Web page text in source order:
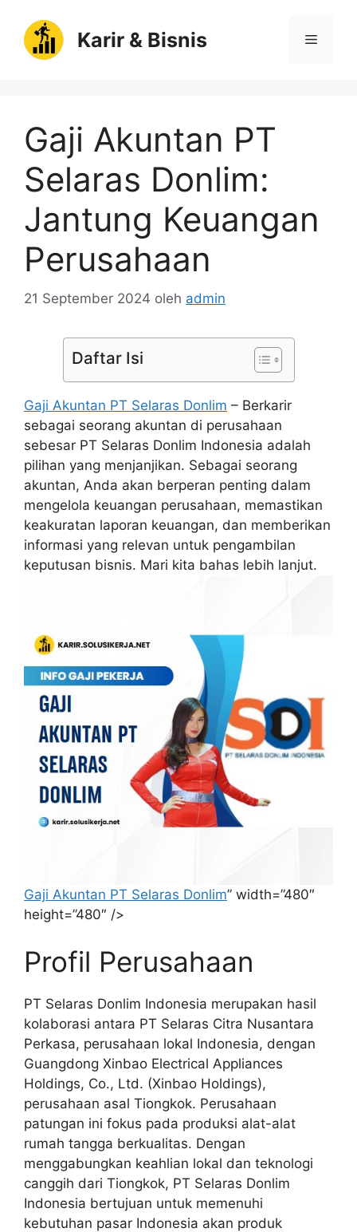
Karir & Bisnis Menu
Gaji Akuntan PT
Selaras Donlim:
Jantung Keuangan
Perusahaan
21 September 2024 oleh admin
Daftar Isi
Gaji Akuntan PT Selaras Donlim – Berkarir
sebagai seorang akuntan di perusahaan
sebesar PT Selaras Donlim Indonesia adalah
pilihan yang menjanjikan. Sebagai seorang
akuntan, Anda akan berperan penting dalam
mengelola keuangan perusahaan, memastikan
keakuratan laporan keuangan, dan memberikan
informasi yang relevan untuk pengambilan
keputusan bisnis. Mari kita bahas lebih lanjut.
Gaji Akuntan PT Selaras Donlim” width=”480″
height=”480″ />
Profil Perusahaan
PT Selaras Donlim Indonesia merupakan hasil
kolaborasi antara PT Selaras Citra Nusantara
Perkasa, perusahaan lokal Indonesia, dengan
Guangdong Xinbao Electrical Appliances
Holdings, Co., Ltd. (Xinbao Holdings),
perusahaan asal Tiongkok. Perusahaan
patungan ini fokus pada produksi alat-alat
rumah tangga berkualitas. Dengan
menggabungkan keahlian lokal dan teknologi
canggih dari Tiongkok, PT Selaras Donlim
Indonesia bertujuan untuk memenuhi
kebutuhan pasar Indonesia akan produk